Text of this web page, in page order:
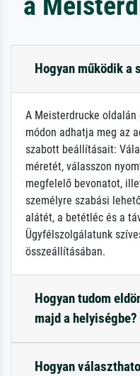
Hogyan működik a
A Meisterdrucke
módon adhatja meg az
szabott beállításait:
méretét, válasszon
megfelelő bevonatot,
személyre szabási
alátét, a betétléc és a
Ügyfélszolgálatunk
összeállításában.
Hogyan tudom
majd a helyiségbe?
Hogyan